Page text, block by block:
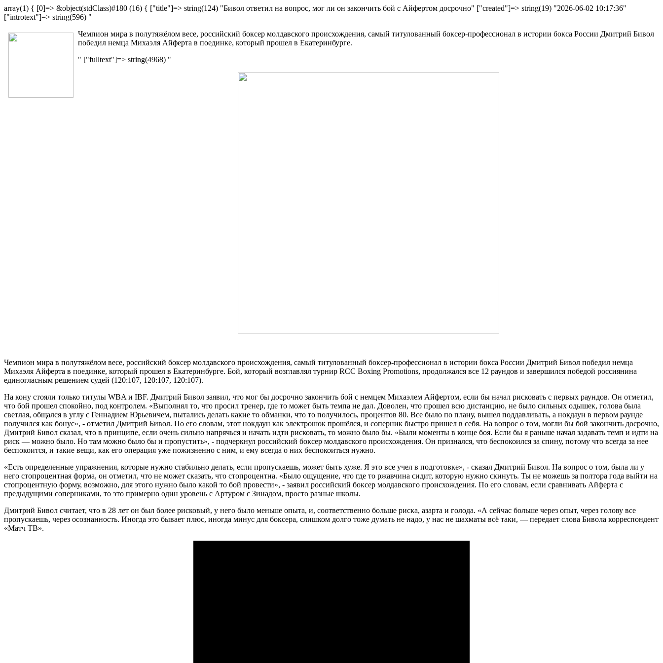
array(1) { [0]=> &object(stdClass)#180 (16) { ["title"]=> string(124) "Бивол ответил на вопрос, мог ли он закончить бой с Айфертом досрочно" ["created"]=> string(19) "2026-06-02 10:17:36"
["introtext"]=> string(596) "
Чемпион мира в полутяжёлом весе, российский боксер молдавского происхождения, самый титулованный боксер-профессионал в истории бокса России Дмитрий Бивол
победил немца Михаэля Айферта в поединке, который прошел в Екатеринбурге.
" ["fulltext"]=> string(4968) "
Чемпион мира в полутяжёлом весе, российский боксер молдавского происхождения, самый титулованный боксер-профессионал в истории бокса России Дмитрий Бивол победил немца
Михаэля Айферта в поединке, который прошел в Екатеринбурге. Бой, который возглавлял турнир RCC Boxing Promotions, продолжался все 12 раундов и завершился победой россиянина
единогласным решением судей (120:107, 120:107, 120:107).
На кону стояли только титулы WBA и IBF. Дмитрий Бивол заявил, что мог бы досрочно закончить бой с немцем Михаэлем Айфертом, если бы начал рисковать с первых раундов. Он отметил,
что бой прошел спокойно, под контролем. «Выполнял то, что просил тренер, где то может быть темпа не дал. Доволен, что прошел всю дистанцию, не было сильных одышек, голова была
светлая, общался в углу с Геннадием Юрьевичем, пытались делать какие то обманки, что то получилось, процентов 80. Все было по плану, вышел поддавливать, а нокдаун в первом раунде
получился как бонус», - отметил Дмитрий Бивол. По его словам, этот нокдаун как электрошок прошёлся, и соперник быстро пришел в себя. На вопрос о том, могли бы бой закончить досрочно,
Дмитрий Бивол сказал, что в принципе, если очень сильно напрячься и начать идти рисковать, то можно было бы. «Были моменты в конце боя. Если бы я раньше начал задавать темп и идти на
риск — можно было. Но там можно было бы и пропустить», - подчеркнул российский боксер молдавского происхождения. Он признался, что беспокоился за спину, потому что всегда за нее
беспокоится, и такие вещи, как его операция уже пожизненно с ним, и ему всегда о них беспокоиться нужно.
«Есть определенные упражнения, которые нужно стабильно делать, если пропускаешь, может быть хуже. Я это все учел в подготовке», - сказал Дмитрий Бивол. На вопрос о том, была ли у
него стопроцентная форма, он отметил, что не может сказать, что стопроцентна. «Было ощущение, что где то ржавчина сидит, которую нужно скинуть. Ты не можешь за полтора года выйти на
стопроцентную форму, возможно, для этого нужно было какой то бой провести», - заявил российский боксер молдавского происхождения. По его словам, если сравнивать Айферта с
предыдущими соперниками, то это примерно один уровень с Артуром с Зинадом, просто разные школы.
Дмитрий Бивол считает, что в 28 лет он был более рисковый, у него было меньше опыта, и, соответственно больше риска, азарта и голода. «А сейчас больше через опыт, через голову все
пропускаешь, через осознанность. Иногда это бывает плюс, иногда минус для боксера, слишком долго тоже думать не надо, у нас не шахматы всё таки, — передает слова Бивола корреспондент
«Матч ТВ».